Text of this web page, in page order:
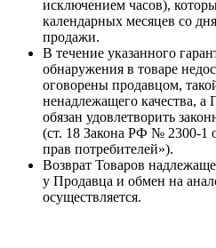
исключением часов),
календарных месяцев со
продажи.
В течение указанного
обнаружения в товаре
оговорены продавцом,
ненадлежащего качества, а
обязан удовлетворить
(ст. 18 Закона РФ № 2300-1
прав потребителей»).
Возврат Товаров
у Продавца и обмен на
осуществляется.